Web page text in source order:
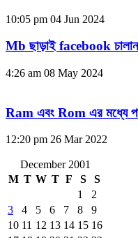
10:05 pm 04 Jun 2024
Mb ছাড়াই facebook
4:26 am 08 May 2024
Ram এবং Rom এর মধ্যে
12:20 pm 26 Mar 2022
December 2001
M T W T F S
S
1
2
3
4 5 6 7 8
9
10 11 12 13 14 15 16